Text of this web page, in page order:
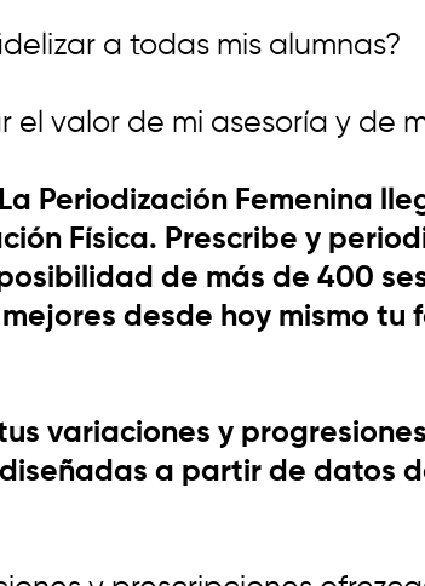
a todas mis alumnas?
valor de mi asesoría y de
La Periodización Femenina
Física. Prescribe y
de más de 400
desde hoy mismo
variaciones y
a partir de datos